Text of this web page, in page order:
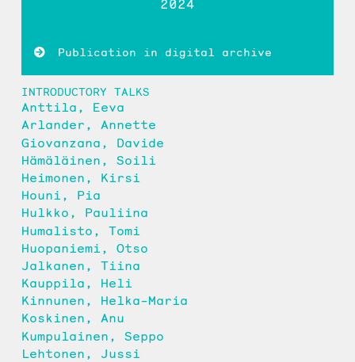
2024
Publication in digital archive
INTRODUCTORY TALKS
Anttila, Eeva
Arlander, Annette
Giovanzana, Davide
Hämäläinen, Soili
Heimonen, Kirsi
Houni, Pia
Hulkko, Pauliina
Humalisto, Tomi
Huopaniemi, Otso
Jalkanen, Tiina
Kauppila, Heli
Kinnunen, Helka-Maria
Koskinen, Anu
Kumpulainen, Seppo
Lehtonen, Jussi